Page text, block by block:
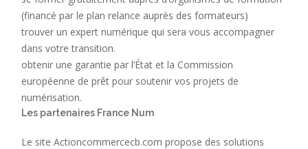
(financé par le plan relance auprès des formateurs)
trouver un expert numérique qui sera vous accompagner
dans votre transition.
obtenir une garantie par l’État et la Commission
européenne de prêt pour soutenir vos projets de
numérisation.
Les partenaires France Num
Le site Actioncommercecb.com propose des solutions